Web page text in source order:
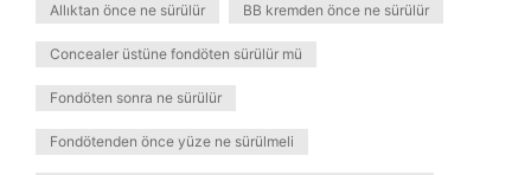
Allıktan önce ne sürülür BB kremden önce ne sürülür
Concealer üstüne fondöten sürülür mü
Fondöten sonra ne sürülür
Fondötenden önce yüze ne sürülmeli